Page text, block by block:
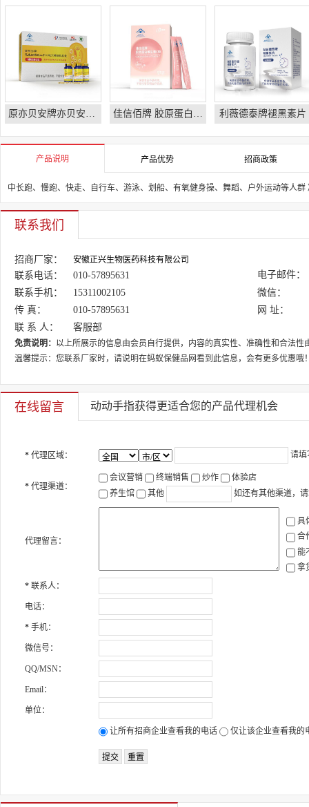
原亦贝安牌亦贝安软胶囊 佳信佰牌 胶原蛋白维生素C粉 利薇德泰牌褪黑素片
产品说明 产品优势 招商政策
中长跑、慢跑、快走、自行车、游泳、划船、有氧健身操、舞蹈、户外运动等人群
联系我们
招商厂家： 安徽正兴生物医药科技有限公司
联系电话： 010-57895631
电子邮件：
联系手机：
15311002105
微信：
传 真：
010-57895631
网 址：
联 系 人：
客服部
免责说明： 以上所展示的信息由会员自行提供，内容的真实性、准确性和合法
温馨提示：您联系厂家时，请说明在蚂蚁保健品网看到此信息，会有更多优惠哦
在线留言 动动手指获得更适合您的产品代理机会
* 代理区域： 请填
* 代理渠道：
会议营销 终端销售 炒作
体验店
养生馆
其他 如还有其他渠道，
代理留言：
具
合
能
拿
* 联系人：
电话：
* 手机：
微信号：
QQ/MSN：
Email：
单位：
让所有招商企业查看我的电话 仅让该企业查看我的